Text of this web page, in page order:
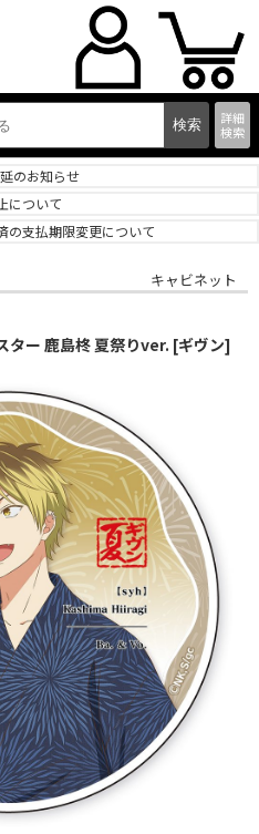
詳細
検索
のお知らせ
について
の支払期限変更について
キャビネット
ター 鹿島柊 夏祭りver. [ギヴン]